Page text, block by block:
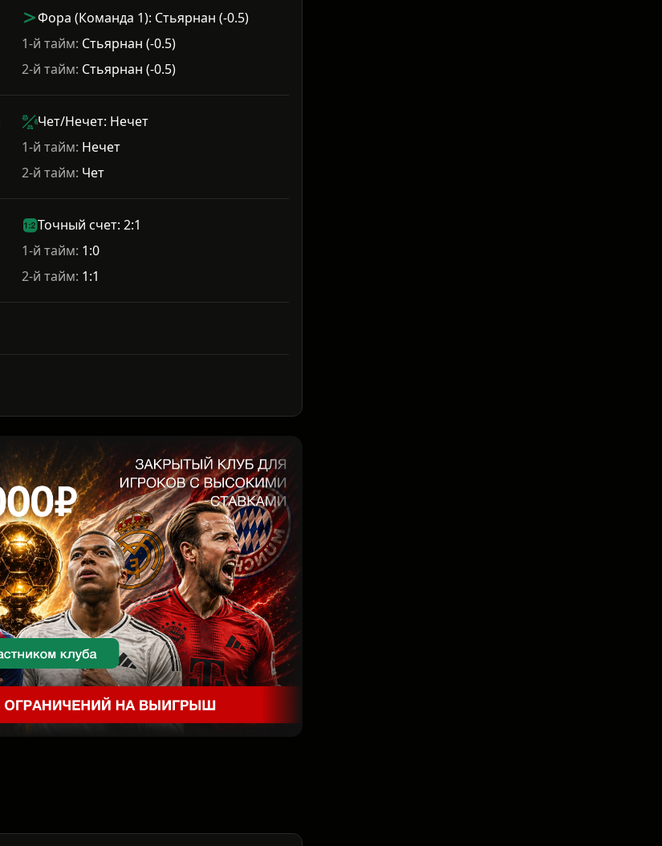
Фора (Команда 1): Стьярнан (-0.5)
1-й тайм: Стьярнан (-0.5)
2-й тайм: Стьярнан (-0.5)
Чет/Нечет: Нечет
1-й тайм: Нечет
2-й тайм: Чет
Точный счет: 2:1
1-й тайм: 1:0
2-й тайм: 1:1